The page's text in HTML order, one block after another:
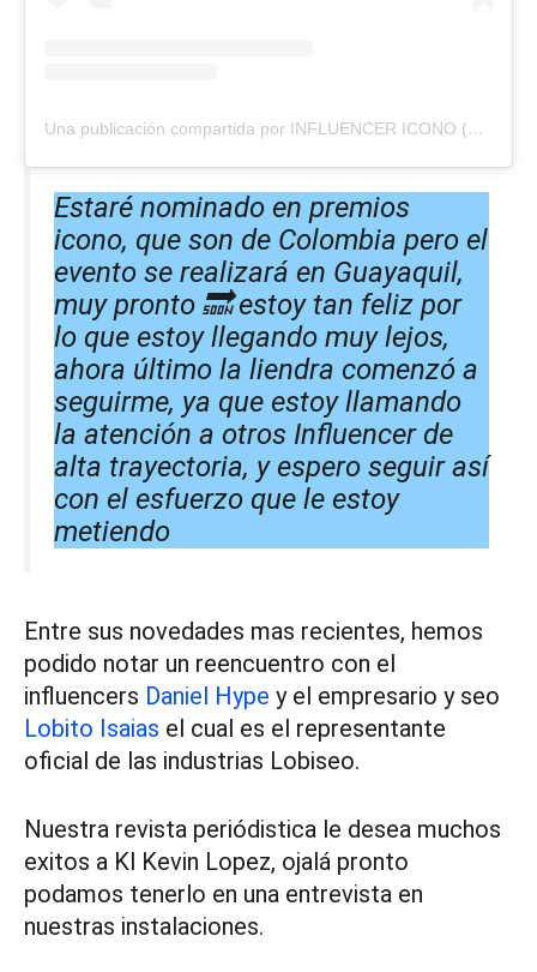
Una publicación compartida por INFLUENCER ICONO (@influencericono_)
Estaré nominado en premios
icono, que son de Colombia pero el
evento se realizará en Guayaquil,
muy pronto 🔜 estoy tan feliz por
lo que estoy llegando muy lejos,
ahora último la liendra comenzó a
seguirme, ya que estoy llamando
la atención a otros Influencer de
alta trayectoria, y espero seguir así
con el esfuerzo que le estoy
metiendo
Entre sus novedades mas recientes, hemos
podido notar un reencuentro con el
influencers Daniel Hype y el empresario y seo
Lobito Isaias el cual es el representante
oficial de las industrias Lobiseo.
Nuestra revista periódistica le desea muchos
exitos a Kl Kevin Lopez, ojalá pronto
podamos tenerlo en una entrevista en
nuestras instalaciones.